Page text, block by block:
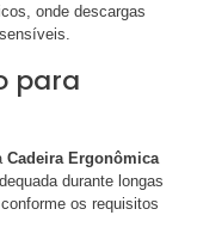
onde descargas
para
Cadeira Ergonômica
durante longas
os requisitos